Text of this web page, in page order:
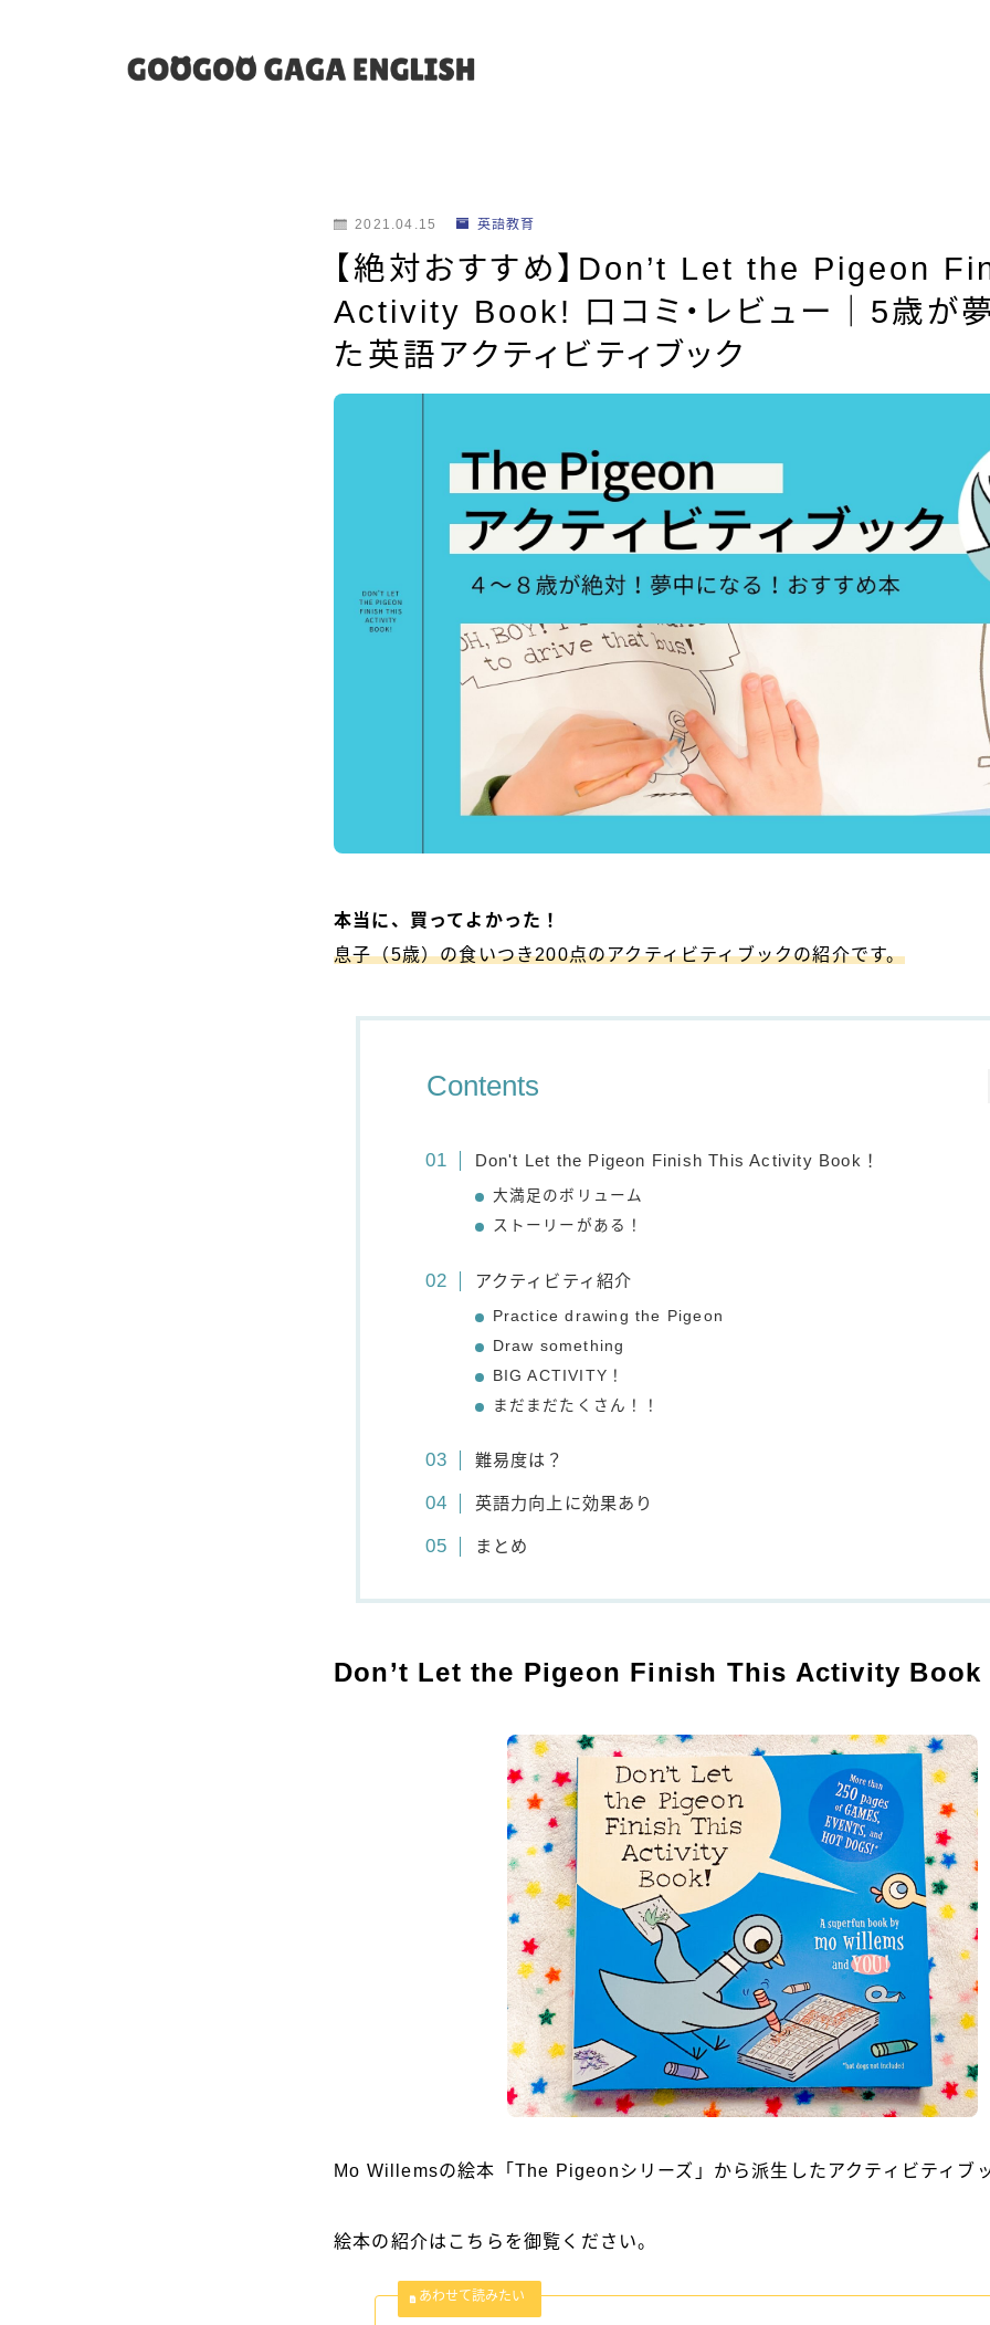
2021.04.15 英語教育
【絶対おすすめ】Don’t Let the Pigeon
Activity Book! 口コミ・レビュー｜5歳が
た英語アクティビティブック
本当に、買ってよかった！
息子（5歳）の食いつき200点のアクティビティブックの紹介です。
Contents
Don't Let the Pigeon Finish This Activity Book！
大満足のボリューム
ストーリーがある！
アクティビティ紹介
Practice drawing the Pigeon
Draw something
BIG ACTIVITY！
まだまだたくさん！！
難易度は？
英語力向上に効果あり
まとめ
Don’t Let the Pigeon Finish This Activity Book
Mo Willemsの絵本「The Pigeonシリーズ」から派生したアクティビティブ
絵本の紹介はこちらを御覧ください。